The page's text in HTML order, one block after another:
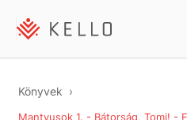
Könyvek
Mantyusok 1. - Bátorság, Tomi! -